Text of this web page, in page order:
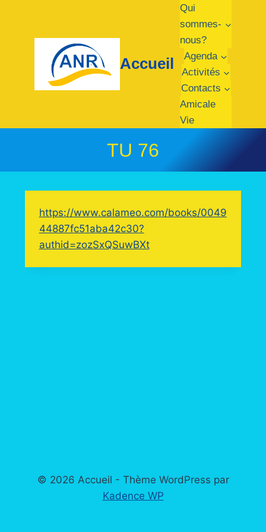
contenu
Accueil
Qui
sommes-
nous?
Agenda
Activités
Contacts
Amicale
Vie
TU 76
https://www.calameo.com/books/0049
44887fc51aba42c30?
authid=zozSxQSuwBXt
© 2026 Accueil - Thème WordPress par
Kadence WP